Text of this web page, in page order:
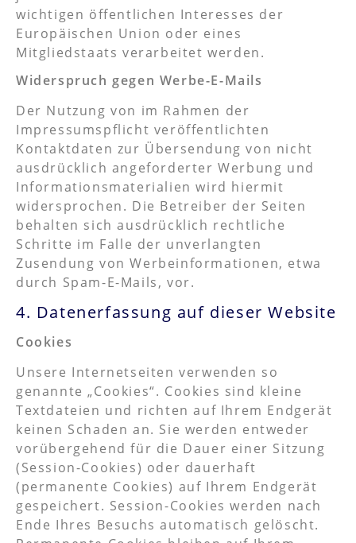
wichtigen öffentlichen Interesses der
Europäischen Union oder eines
Mitgliedstaats verarbeitet werden.
Widerspruch gegen Werbe-E-Mails
Der Nutzung von im Rahmen der
Impressumspflicht veröffentlichten
Kontaktdaten zur Übersendung von nicht
ausdrücklich angeforderter Werbung und
Informationsmaterialien wird hiermit
widersprochen. Die Betreiber der Seiten
behalten sich ausdrücklich rechtliche
Schritte im Falle der unverlangten
Zusendung von Werbeinformationen, etwa
durch Spam-E-Mails, vor.
4. Datenerfassung auf dieser Website
Cookies
Unsere Internetseiten verwenden so
genannte „Cookies“. Cookies sind kleine
Textdateien und richten auf Ihrem Endgerät
keinen Schaden an. Sie werden entweder
vorübergehend für die Dauer einer Sitzung
(Session-Cookies) oder dauerhaft
(permanente Cookies) auf Ihrem Endgerät
gespeichert. Session-Cookies werden nach
Ende Ihres Besuchs automatisch gelöscht.